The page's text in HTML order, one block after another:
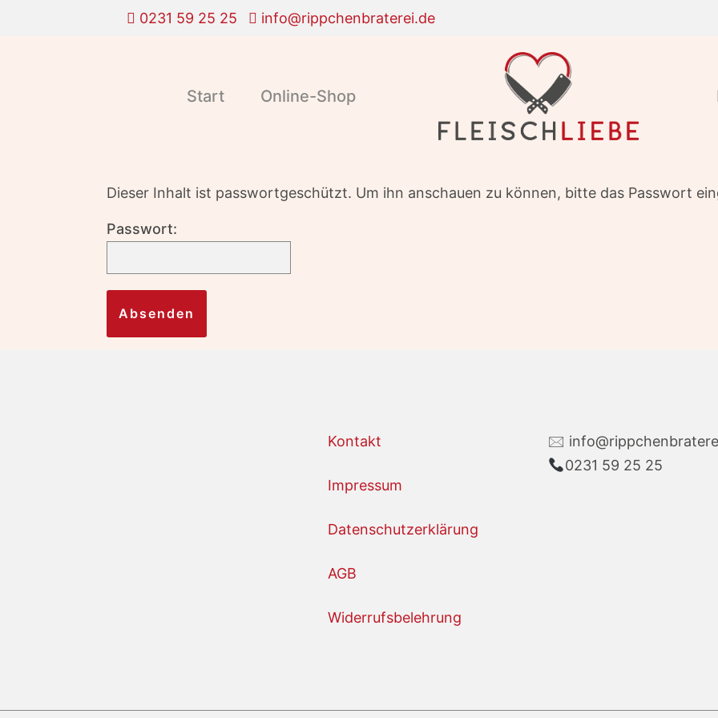
0231 59 25 25 info@rippchenbraterei.de
Start Online-Shop
Dieser Inhalt ist passwortgeschützt. Um ihn anschauen zu können, bitte das Passwort
Passwort:
Kontakt
Impressum
Datenschutzerklärung
AGB
Widerrufsbelehrung
🖂
0231 59 25 25